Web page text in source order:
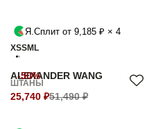
Я.Сплит от 9,185 ₽ × 4
XSSM L
-50%
ALEXANDER WANG
ШТАНЫ
25,740 ₽51,490 ₽